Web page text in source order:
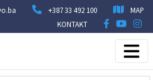
+387 33 492 100
MAP
KONTAKT